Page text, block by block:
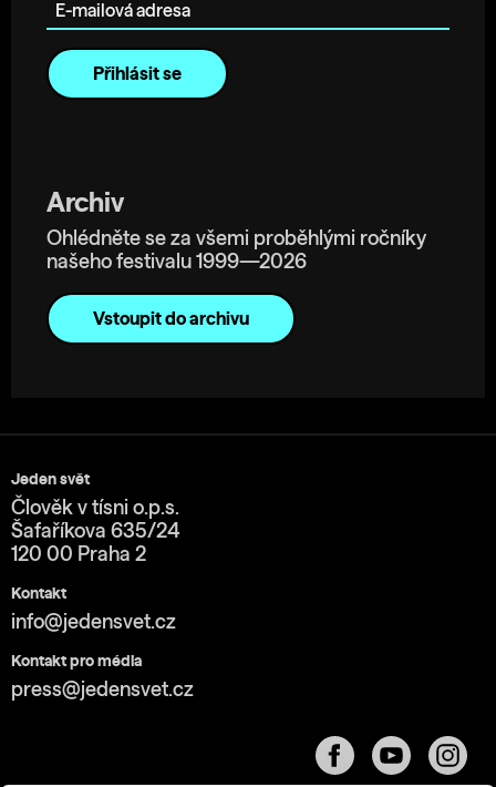
Archiv
Ohlédněte se za všemi proběhlými ročníky
našeho festivalu 1999—2026
Vstoupit do archivu
Jeden svět
Člověk v tísni o.p.s.
Šafaříkova 635/24
120 00 Praha 2
Kontakt
info@jedensvet.cz
Kontakt pro média
press@jedensvet.cz